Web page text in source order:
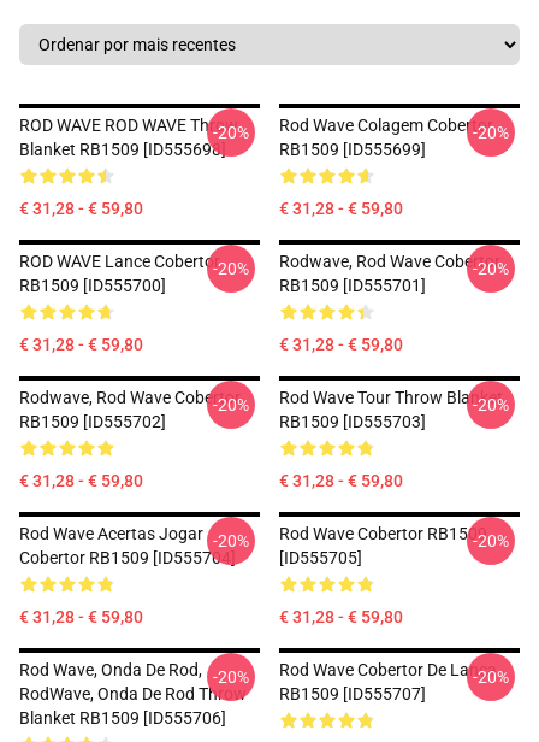
ROD WAVE ROD WAVE Throw
Blanket RB1509 [ID555698]
€ 31,28 - € 59,80
-20%
Rod Wave Colagem Cobertor
RB1509 [ID555699]
€ 31,28 - € 59,80
-20%
ROD WAVE Lance Cobertor
RB1509 [ID555700]
€ 31,28 - € 59,80
-20%
Rodwave, Rod Wave Cobertor
RB1509 [ID555701]
€ 31,28 - € 59,80
-20%
Rodwave, Rod Wave Cobertor
RB1509 [ID555702]
€ 31,28 - € 59,80
-20%
Rod Wave Tour Throw Blanket
RB1509 [ID555703]
€ 31,28 - € 59,80
-20%
Rod Wave Acertas Jogar
Cobertor RB1509 [ID555704]
€ 31,28 - € 59,80
-20%
Rod Wave Cobertor RB1509
[ID555705]
€ 31,28 - € 59,80
-20%
Rod Wave, Onda De Rod,
RodWave, Onda De Rod Throw
Blanket RB1509 [ID555706]
-20%
Rod Wave Cobertor De Lança
RB1509 [ID555707]
-20%